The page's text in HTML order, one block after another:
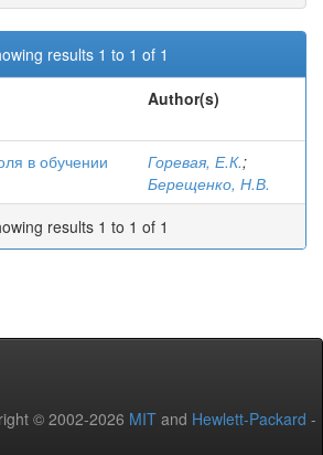
results 1 to 1 of 1
Author(s)
в обучении
Горевая, Е.К.;
Берещенко, Н.В.
results 1 to 1 of 1
© 2002-2026 MIT and Hewlett-Packard -